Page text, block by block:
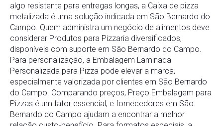
algo resistente para entregas longas, a Caixa de pizza
metalizada é uma solução indicada em São Bernardo do
Campo. Quem administra um negócio de alimentos deve
considerar Produtos para Pizzaria diversificados,
disponíveis com suporte em São Bernardo do Campo.
Para personalização, a Embalagem Laminada
Personalizada para Pizza pode elevar a marca,
especialmente valorizada por clientes em São Bernardo
do Campo. Comparando preços, Preço Embalagem para
Pizzas é um fator essencial, e fornecedores em São
Bernardo do Campo ajudam a encontrar a melhor